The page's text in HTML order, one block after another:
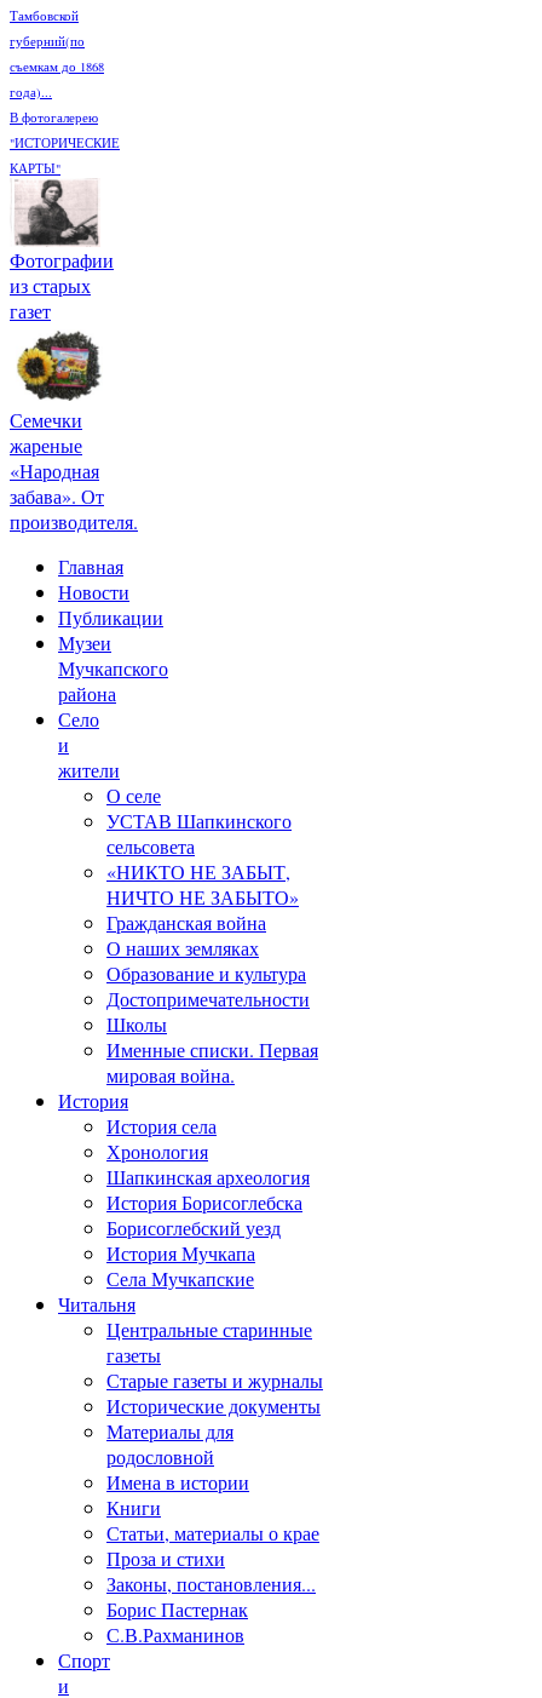
Тамбовской
губерний(по
съемкам до 1868
года)...
В фотогалерею
"ИСТОРИЧЕСКИЕ
КАРТЫ"
Фотографии
из старых
газет
Семечки
жареные
«Народная
забава». От
производителя.
Главная
Новости
Публикации
Музеи
Мучкапского
района
Село
и
жители
О селе
УСТАВ Шапкинского
сельсовета
«НИКТО НЕ ЗАБЫТ,
НИЧТО НЕ ЗАБЫТО»
Гражданская война
О наших земляках
Образование и культура
Достопримечательности
Школы
Именные списки. Первая
мировая война.
История
История села
Хронология
Шапкинская археология
История Борисоглебска
Борисоглебский уезд
История Мучкапа
Села Мучкапские
Читальня
Центральные старинные
газеты
Старые газеты и журналы
Исторические документы
Материалы для
родословной
Имена в истории
Книги
Статьи, материалы о крае
Проза и стихи
Законы, постановления...
Борис Пастернак
С.В.Рахманинов
Спорт
и